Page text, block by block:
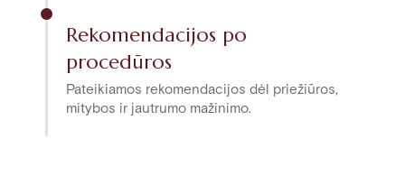
Rekomendacijos po
procedūros
Pateikiamos rekomendacijos dėl priežiūros,
mitybos ir jautrumo mažinimo.